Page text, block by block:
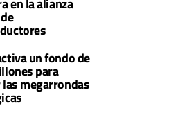
en la alianza
un fondo de
para
megarrondas